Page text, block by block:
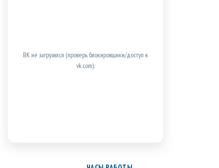
ВК не загрузился (проверь блокировщики/доступ к
vk.com).